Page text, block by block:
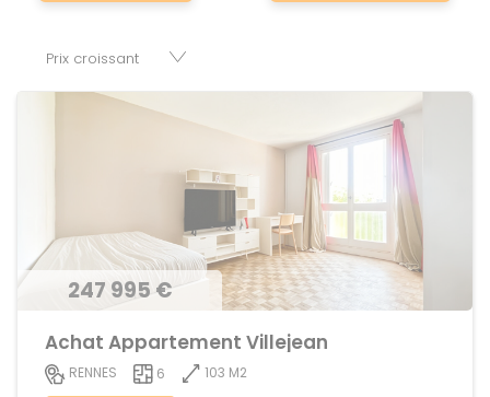
maisons, immeubles, terrains et murs.
247 995 €
Achat Appartement Villejean
RENNES 6
103 M2